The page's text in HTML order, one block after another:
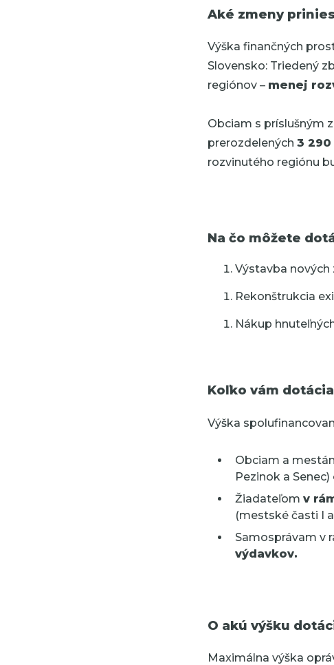
Aké zmeny
Výška finančných
Slovensko: Triedený
regiónov – menej
Obciam s príslušným
prerozdelených 3 290
rozvinutého regiónu
Na čo môžete
Výstavba nových
Rekonštrukcia
Nákup
Koľko vám
Výška
Obciam a
Pezinok a
Žiadateľom v
(mestské časti I
Samosprávam v
výdavkov.
O akú výšku
Maximálna výška